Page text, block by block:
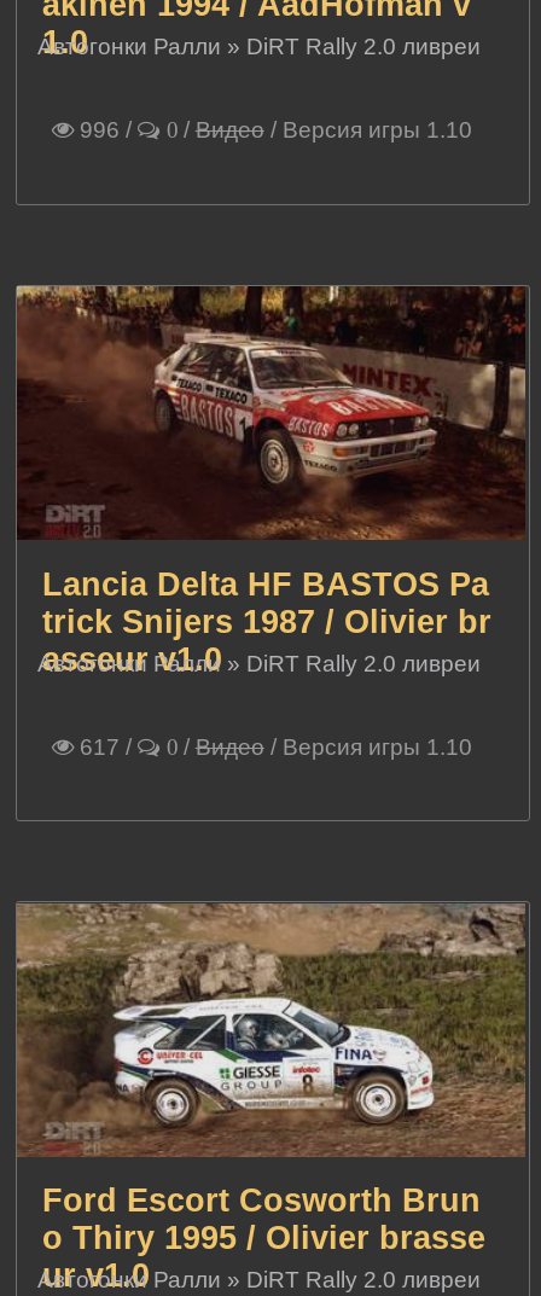
1.0
Автогонки Ралли » DiRT Rally 2.0 ливреи
996 / 0 /Видео/ Версия игры 1.10
Lancia Delta HF BASTOS Pa
trick Snijers 1987 / Olivier br
asseur v1.0
Автогонки Ралли » DiRT Rally 2.0 ливреи
617 / 0 /Видео/ Версия игры 1.10
Ford Escort Cosworth Brun
o Thiry 1995 / Olivier brasse
ur v1.0
Автогонки Ралли » DiRT Rally 2.0 ливреи